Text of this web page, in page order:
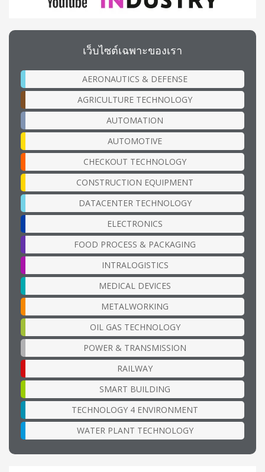
เว็บไซต์เฉพาะของเรา
AERONAUTICS & DEFENSE
AGRICULTURE TECHNOLOGY
AUTOMATION
AUTOMOTIVE
CHECKOUT TECHNOLOGY
CONSTRUCTION EQUIPMENT
DATACENTER TECHNOLOGY
ELECTRONICS
FOOD PROCESS & PACKAGING
INTRALOGISTICS
MEDICAL DEVICES
METALWORKING
OIL GAS TECHNOLOGY
POWER & TRANSMISSION
RAILWAY
SMART BUILDING
TECHNOLOGY 4 ENVIRONMENT
WATER PLANT TECHNOLOGY